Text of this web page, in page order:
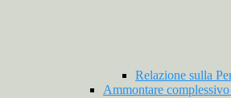
Relazione sulla
Ammontare